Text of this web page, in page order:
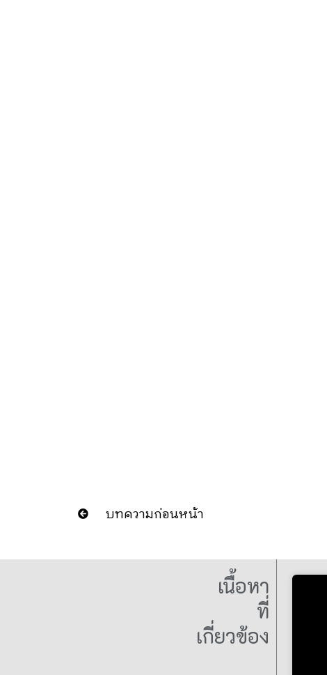
บทความก่อนหน้า
เนื้อหา
ที่
เกี่ยวข้อง